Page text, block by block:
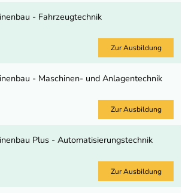
- Fahrzeugtechnik
Zur Ausbildung
- Maschinen- und Anlagentechnik
Zur Ausbildung
Plus - Automatisierungstechnik
Zur Ausbildung